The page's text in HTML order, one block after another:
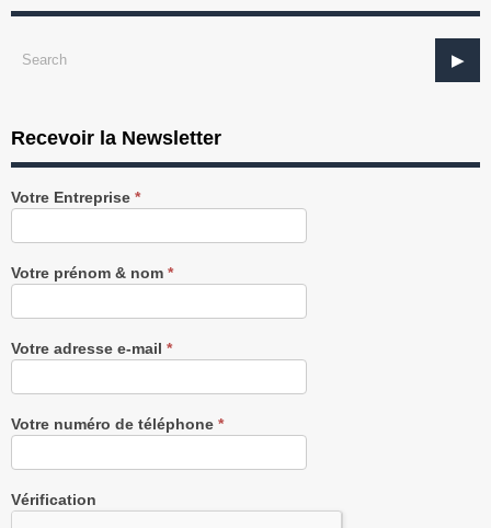
Recevoir la Newsletter
Recevez
notre
gratuitement
Votre Entreprise *
Votre prénom & nom *
Votre adresse e-mail *
Votre numéro de téléphone *
Vérification